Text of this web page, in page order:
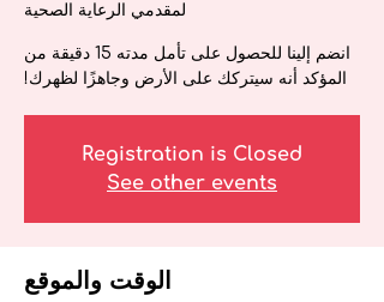
لمقدمي الرعاية الصحية
انضم إلينا للحصول على تأمل مدته 15 دقيقة من
المؤكد أنه سيتركك على الأرض وجاهزًا لظهرك!
Registration is Closed
See other events
الوقت والموقع